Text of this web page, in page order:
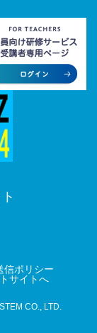
信ポリシー
サイトへ
CO., LTD.